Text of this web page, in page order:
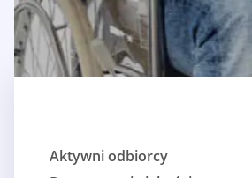
Aktywni odbiorcy